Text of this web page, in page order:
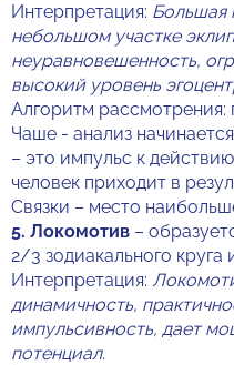
Интерпретация: Большая
небольшом участке
неуравновешенность,
высокий уровень
Алгоритм рассмотрения:
Чаше - анализ
– это импульс к
человек приходит в
Связки – место
5. Локомотив –
2/3 зодиакального круга
Интерпретация:
динамичность,
импульсивность, дает
потенциал.